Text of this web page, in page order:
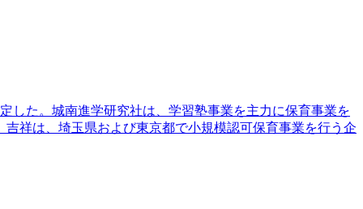
した。城南進学研究社は、学習塾事業を主力に保育事業を
祥は、埼玉県および東京都で小規模認可保育事業を行う企